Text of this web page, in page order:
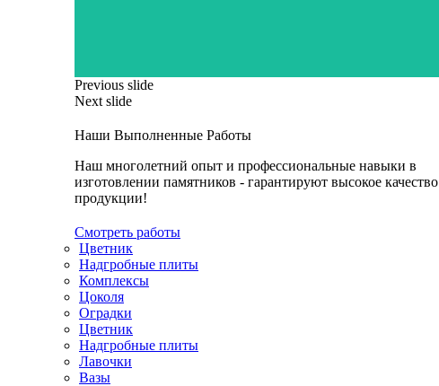
Previous slide
Next slide
Наши Выполненные Работы
Наш многолетний опыт и профессиональные навыки в
изготовлении памятников - гарантируют высокое качество
продукции!
Смотреть работы
Цветник
Надгробные плиты
Комплексы
Цоколя
Оградки
Цветник
Надгробные плиты
Лавочки
Вазы